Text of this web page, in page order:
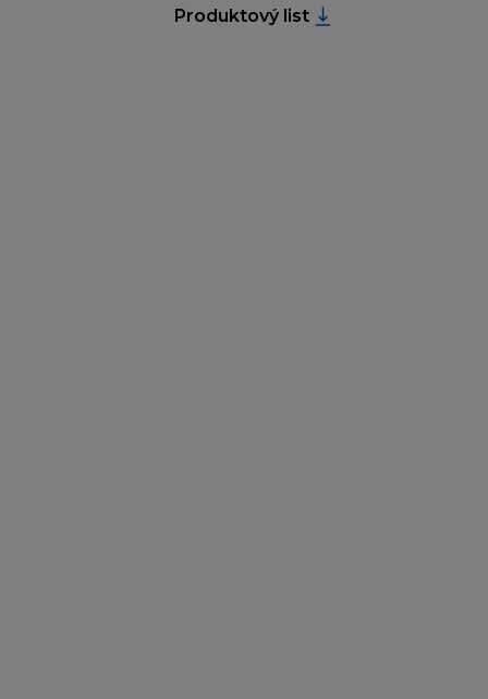
Produktový list